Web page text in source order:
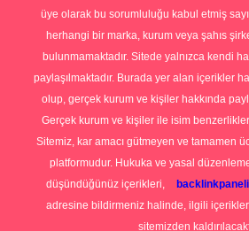
üye olarak bu sorumluluğu kabul etmiş
herhangi bir marka, kurum veya şahıs
bulunmamaktadır. Sitede yalnızca kendi
paylaşılmaktadır. Burada yer alan içerikler
olup, gerçek kurum ve kişiler hakkında
Gerçek kurum ve kişiler ile isim
Sitemiz, kar amacı gütmeyen ve tamamen
platformudur. Hukuka ve yasal
düşündüğünüz içerikleri,
adresine bildirmeniz halinde, ilgili
sitemizden